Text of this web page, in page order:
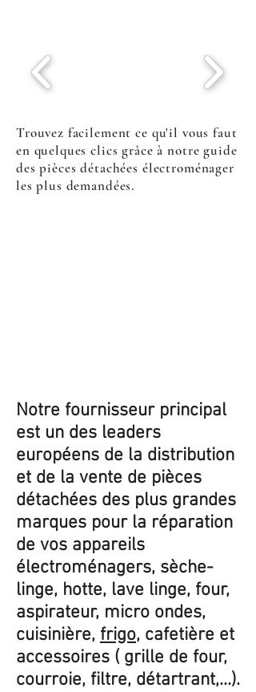
Trouvez facilement ce qu'il vous faut
en quelques clics grâce à notre guide
des pièces détachées électroménager
les plus demandées.
Notre fournisseur principal
est un des leaders
européens de la distribution
et de la vente de pièces
détachées des plus grandes
marques pour la réparation
de vos appareils
électroménagers, sèche-
linge, hotte, lave linge, four,
aspirateur, micro ondes,
cuisinière, frigo, cafetière et
accessoires ( grille de four,
courroie, filtre, détartrant,...).